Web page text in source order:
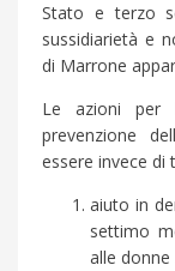
Stato e terzo
sussidiarietà e
di Marrone
Le azioni per
prevenzione
essere invece di
aiuto in
settimo
alle